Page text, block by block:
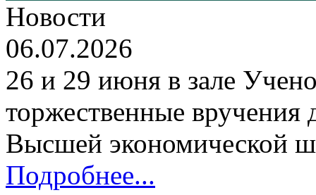
Новости
06.07.2026
26 и 29 июня в зале
торжественные
Высшей экономической
Подробнее...